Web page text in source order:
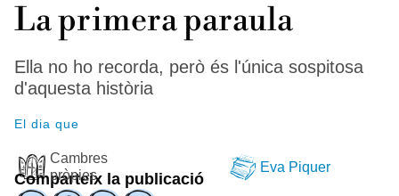
La primera paraula
Ella no ho recorda, però és l'única sospitosa
d'aquesta història
El dia que
Cambres
pròpies
Eva Piquer
Comparteix la publicació